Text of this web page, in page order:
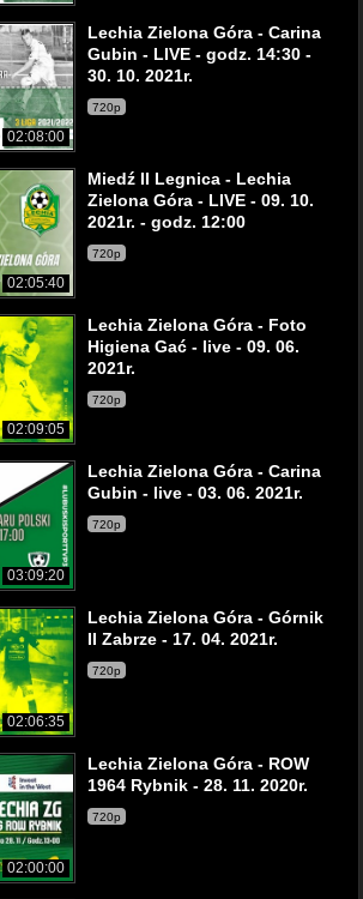
02:08:00
Lechia Zielona Góra - Carina
Gubin - LIVE - godz. 14:30 -
30. 10. 2021r.
720p
02:05:40
Miedź II Legnica - Lechia
Zielona Góra - LIVE - 09. 10.
2021r. - godz. 12:00
720p
02:09:05
Lechia Zielona Góra - Foto
Higiena Gać - live - 09. 06.
2021r.
720p
03:09:20
Lechia Zielona Góra - Carina
Gubin - live - 03. 06. 2021r.
720p
02:06:35
Lechia Zielona Góra - Górnik
II Zabrze - 17. 04. 2021r.
720p
02:00:00
Lechia Zielona Góra - ROW
1964 Rybnik - 28. 11. 2020r.
720p